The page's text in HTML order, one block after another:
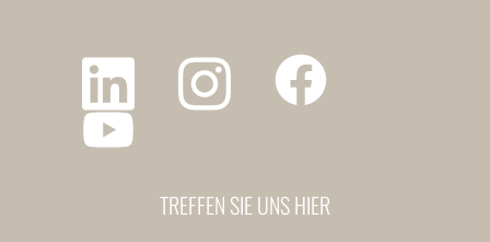
TREFFEN SIE UNS HIER